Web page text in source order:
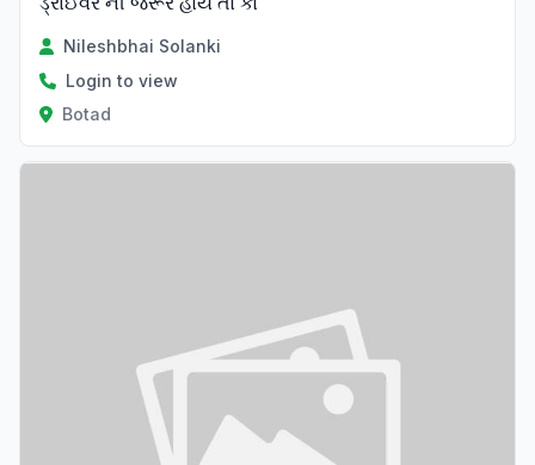
Nileshbhai Solanki
Login to view
Botad